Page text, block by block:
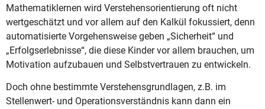
Mathematiklernen wird Verstehensorientierung oft nicht
wertgeschätzt und vor allem auf den Kalkül fokussiert, denn
automatisierte Vorgehensweise geben „Sicherheit“ und
„Erfolgserlebnisse“, die diese Kinder vor allem brauchen, um
Motivation aufzubauen und Selbstvertrauen zu entwickeln.
Doch ohne bestimmte Verstehensgrundlagen, z.B. im
Stellenwert- und Operationsverständnis kann dann ein